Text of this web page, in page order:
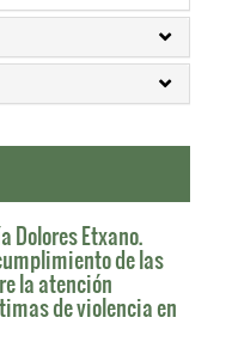
Dolores Etxano.
de las
la atención
de violencia en